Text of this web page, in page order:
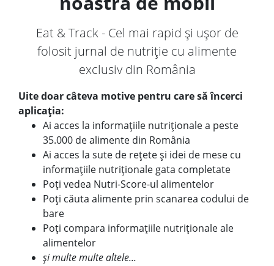
Eat & Track - Cel mai rapid și ușor de
folosit jurnal de nutriție cu alimente
exclusiv din România
Uite doar câteva motive pentru care să încerci
aplicația:
Ai acces la informațiile nutriționale a peste
35.000 de alimente din România
Ai acces la sute de rețete și idei de mese cu
informațiile nutriționale gata completate
Poți vedea Nutri-Score-ul alimentelor
Poți căuta alimente prin scanarea codului de
bare
Poți compara informațiile nutriționale ale
alimentelor
și multe multe altele...